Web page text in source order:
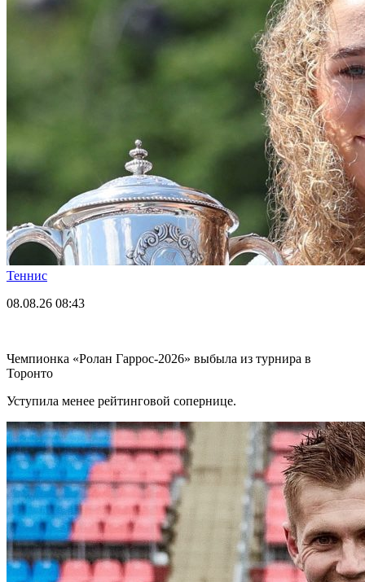
Теннис
08.08.26 08:43
Чемпионка «Ролан Гаррос-2026» выбыла из турнира в
Торонто
Уступила менее рейтинговой сопернице.